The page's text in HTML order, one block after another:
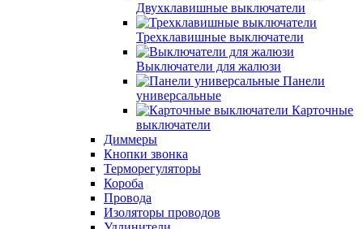
Двухклавишные выключатели
Трехклавишные выключатели
Выключатели для жалюзи
Панели
универсальные
Карточные
выключатели
Диммеры
Кнопки звонка
Терморегуляторы
Короба
Провода
Изоляторы проводов